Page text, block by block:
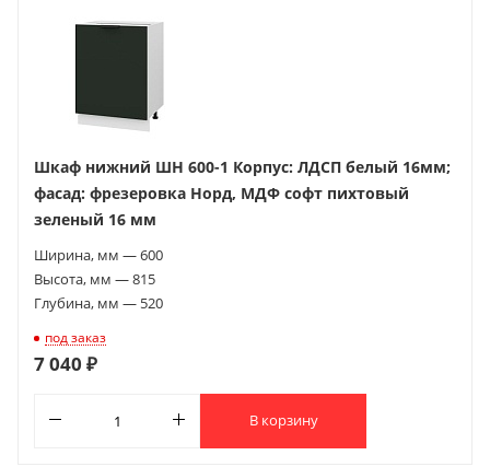
Шкаф нижний ШН 600-1 Корпус: ЛДСП белый 16мм;
фасад: фрезеровка Норд, МДФ софт пихтовый
зеленый 16 мм
Ширина, мм — 600
Высота, мм — 815
Глубина, мм — 520
под заказ
7 040 ₽
В корзину